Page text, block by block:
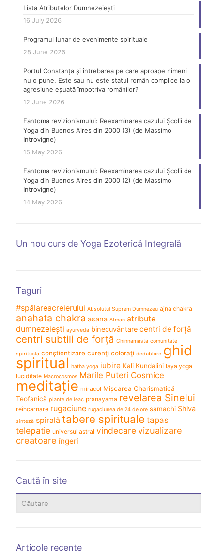
Lista Atributelor Dumnezeiești
16 July 2026
Programul lunar de evenimente spirituale
28 June 2026
Portul Constanța și întrebarea pe care aproape nimeni
nu o pune. Este sau nu este statul român complice la o
agresiune eșuată împotriva românilor?
12 June 2026
Fantoma revizionismului: Reexaminarea cazului Școlii de
Yoga din Buenos Aires din 2000 (3) (de Massimo
Introvigne)
15 May 2026
Fantoma revizionismului: Reexaminarea cazului Școlii de
Yoga din Buenos Aires din 2000 (2) (de Massimo
Introvigne)
14 May 2026
Un nou curs de Yoga Ezoterică Integrală
Taguri
#spălareacreierului Absolutul Suprem Dumnezeu ajna chakra
anahata chakra asana Atman atribute
dumnezeiești ayurveda binecuvântare centri de forță
centri subtili de forță Chinnamasta comunitate
spirituala conştientizare curenţi coloraţi dedublare ghid
spiritual hatha yoga iubire Kali Kundalini laya yoga
luciditate Macrocosmos Marile Puteri Cosmice
meditație miracol Mișcarea Charismatică
Teofanică plante de leac pranayama revelarea Sinelui
reîncarnare rugaciune rugaciunea de 24 de ore samadhi Shiva
sinteză spirală tabere spirituale tapas
telepatie universul astral vindecarevizualizare
creatoare îngeri
Caută în site
Articole recente